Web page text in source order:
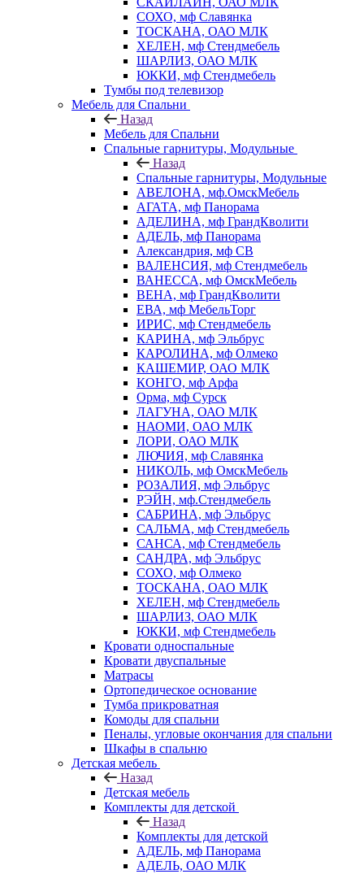
СОХО, мф Славянка
ТОСКАНА, ОАО МЛК
ХЕЛЕН, мф Стендмебель
ШАРЛИЗ, ОАО МЛК
ЮККИ, мф Стендмебель
Тумбы под телевизор
Мебель для Спальни
Назад
Мебель для Спальни
Спальные гарнитуры, Модульные
Назад
Спальные гарнитуры, Модульные
АВЕЛОНА, мф.ОмскМебель
АГАТА, мф Панорама
АДЕЛИНА, мф ГрандКволити
АДЕЛЬ, мф Панорама
Александрия, мф СВ
ВАЛЕНСИЯ, мф Стендмебель
ВАНЕССА, мф ОмскМебель
ВЕНА, мф ГрандКволити
ЕВА, мф МебельТорг
ИРИС, мф Стендмебель
КАРИНА, мф Эльбрус
КАРОЛИНА, мф Олмеко
КАШЕМИР, ОАО МЛК
КОНГО, мф Арфа
Орма, мф Сурск
ЛАГУНА, ОАО МЛК
НАОМИ, ОАО МЛК
ЛОРИ, ОАО МЛК
ЛЮЧИЯ, мф Славянка
НИКОЛЬ, мф ОмскМебель
РОЗАЛИЯ, мф Эльбрус
РЭЙН, мф.Стендмебель
САБРИНА, мф Эльбрус
САЛЬМА, мф Стендмебель
САНСА, мф Стендмебель
САНДРА, мф Эльбрус
СОХО, мф Олмеко
ТОСКАНА, ОАО МЛК
ХЕЛЕН, мф Стендмебель
ШАРЛИЗ, ОАО МЛК
ЮККИ, мф Стендмебель
Кровати односпальные
Кровати двуспальные
Матрасы
Ортопедическое основание
Тумба прикроватная
Комоды для спальни
Пеналы, угловые окончания для спальни
Шкафы в спальню
Детская мебель
Назад
Детская мебель
Комплекты для детской
Назад
Комплекты для детской
АДЕЛЬ, мф Панорама
АДЕЛЬ, ОАО МЛК